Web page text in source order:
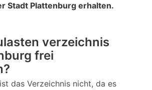
Stadt Plattenburg erhalten.
verzeichnis
frei
das Verzeichnis nicht, da es